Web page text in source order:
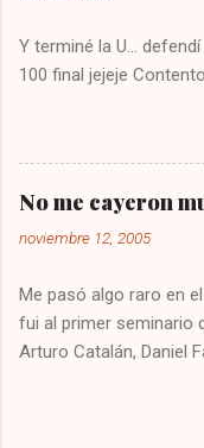
Dejo
más
Y terminé la U...
100 final jejeje
No me cayeron
noviembre 12, 2005
Me pasó algo raro en
fui al primer seminario
Arturo Catalán, Daniel
y me entretuve